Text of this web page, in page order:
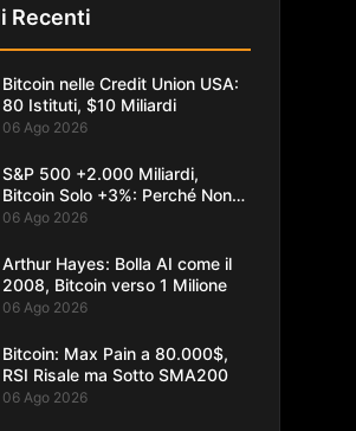
Recenti
Bitcoin nelle Credit Union USA:
80 Istituti, $10 Miliardi
06 Ago 2026
S&P 500 +2.000 Miliardi,
Bitcoin Solo +3%: Perché Non
Segue
06 Ago 2026
Arthur Hayes: Bolla AI come il
2008, Bitcoin verso 1 Milione
06 Ago 2026
Bitcoin: Max Pain a 80.000$,
RSI Risale ma Sotto SMA200
06 Ago 2026